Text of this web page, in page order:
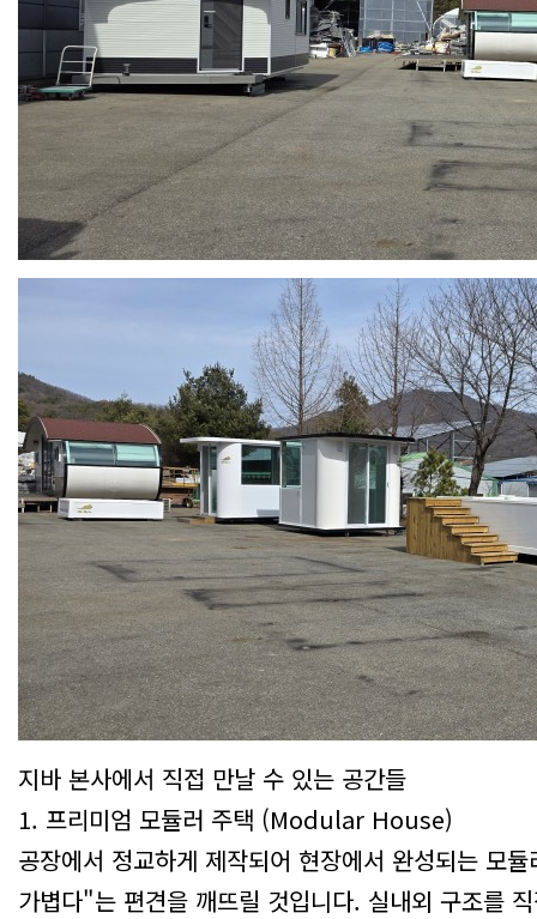
지바 본사에서 직접 만날 수 있는 공간들
1. 프리미엄 모듈러 주택 (Modular House)
공장에서 정교하게 제작되어 현장에서 완성되는 모
가볍다"는 편견을 깨뜨릴 것입니다. 실내외 구조를